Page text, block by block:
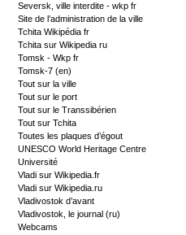
Seversk, ville interdite - wkp fr
Site de l’administration de la ville
Tchita Wikipédia fr
Tchita sur Wikipedia ru
Tomsk - Wkp fr
Tomsk-7 (en)
Tout sur la ville
Tout sur le port
Tout sur le Transsibérien
Tout sur Tchita
Toutes les plaques d’égout
UNESCO World Heritage Centre
Université
Vladi sur Wikipedia.fr
Vladi sur Wikipedia.ru
Vladivostok d’avant
Vladivostok, le journal (ru)
Webcams